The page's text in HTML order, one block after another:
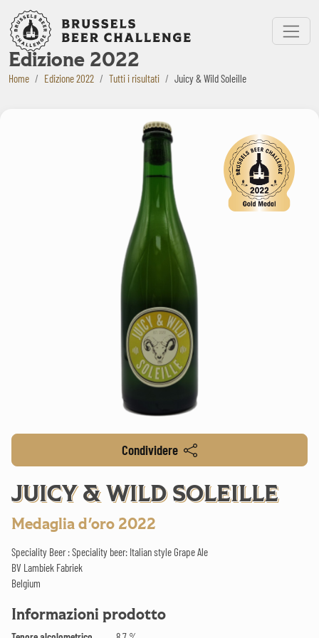
Bruxelles Beer Challenge
Menu
Edizione 2022
Home Edizione 2022 Tutti i risultati Juicy & Wild Soleille
Condividere
JUICY & WILD SOLEILLE
Medaglia d'oro 2022
Speciality Beer : Speciality beer: Italian style Grape Ale
BV Lambiek Fabriek
Belgium
Informazioni prodotto